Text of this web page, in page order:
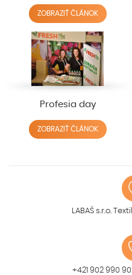
ZOBRAZIŤ ČLÁNOK
Profesia day
ZOBRAZIŤ ČLÁNOK
LABAŠ s.r.o.
+421 902 990